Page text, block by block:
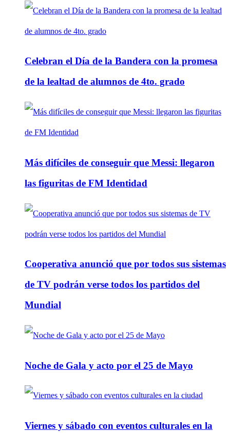
Celebran el Día de la Bandera con la promesa
de la lealtad de alumnos de 4to. grado
Más difíciles de conseguir que Messi: llegaron
las figuritas de FM Identidad
Cooperativa anunció que por todos sus sistemas
de TV podrán verse todos los partidos del
Mundial
Noche de Gala y acto por el 25 de Mayo
Viernes y sábado con eventos culturales en la